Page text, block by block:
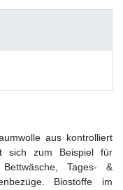
aus kontrolliert
sich zum Beispiel für
Tages- &
Biostoffe im